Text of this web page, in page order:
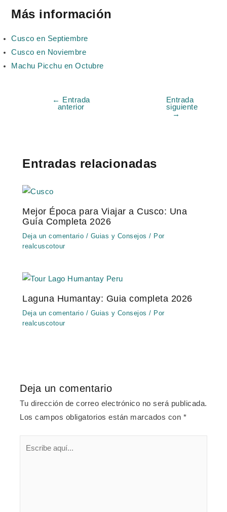
Más información
Cusco en Septiembre
Cusco en Noviembre
Machu Picchu en Octubre
←
Entrada
anterior
Entrada
siguiente
→
Entradas relacionadas
Mejor Época para Viajar a Cusco: Una
Guía Completa 2026
Deja un comentario / Guias y Consejos / Por
realcuscotour
Laguna Humantay: Guia completa 2026
Deja un comentario / Guias y Consejos / Por
realcuscotour
Deja un comentario
Tu dirección de correo electrónico no será publicada.
Los campos obligatorios están marcados con *